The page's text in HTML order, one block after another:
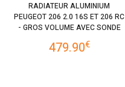
RADIATEUR ALUMINIUM
PEUGEOT 206 2.0 16S ET 206 RC
- GROS VOLUME AVEC SONDE
479.90€